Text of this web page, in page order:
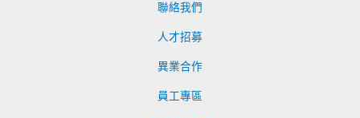
聯絡我們
人才招募
異業合作
員工專區